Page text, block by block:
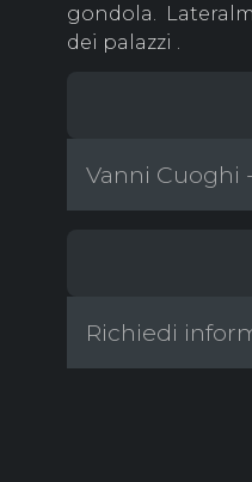
gondola.
dei palazzi .
Vanni Cuoghi
Richiedi